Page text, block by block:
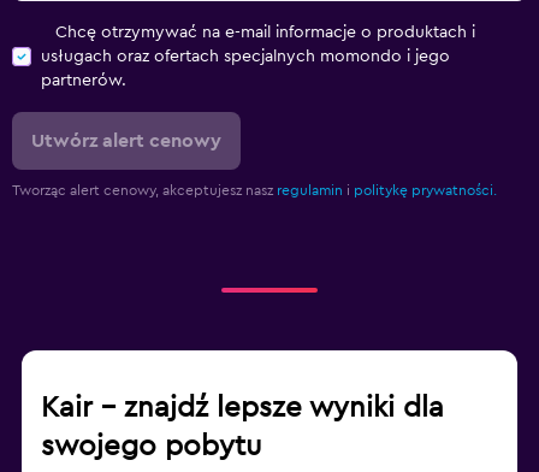
Chcę otrzymywać na e-mail informacje o produktach i
usługach oraz ofertach specjalnych momondo i jego
partnerów.
Utwórz alert cenowy
Tworząc alert cenowy, akceptujesz nasz regulamin i politykę prywatności.
Kair – znajdź lepsze wyniki dla
swojego pobytu